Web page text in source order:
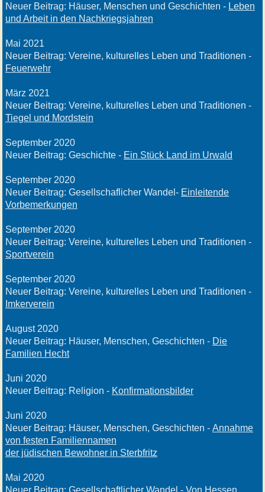
Neuer Beitrag: Häuser, Menschen und Geschichten - Leben
und Arbeit in den Nachkriegsjahren
Mai 2021
Neuer Beitrag: Vereine, kulturelles Leben und Traditionen -
Feuerwehr
März 2021
Neuer Beitrag: Vereine, kulturelles Leben und Traditionen -
Tiegel und Mordstein
September 2020
Neuer Beitrag: Geschichte - Ein Stück Land im Urwald
September 2020
Neuer Beitrag: Gesellschaflicher Wandel- Einleitende
Vorbemerkungen
September 2020
Neuer Beitrag: Vereine, kulturelles Leben und Traditionen -
Sportverein
September 2020
Neuer Beitrag: Vereine, kulturelles Leben und Traditionen -
Imkerverein
August 2020
Neuer Beitrag: Häuser, Menschen, Geschichten - Die
Familien Hecht
Juni 2020
Neuer Beitrag: Religion - Konfirmationsbilder
Juni 2020
Neuer Beitrag: Häuser, Menschen, Geschichten - Annahme
von festen Familiennamen
der jüdischen Bewohner in Sterbfritz
Mai 2020
Neuer Beitrag: Gesellschaftlicher Wandel - Von Hessen